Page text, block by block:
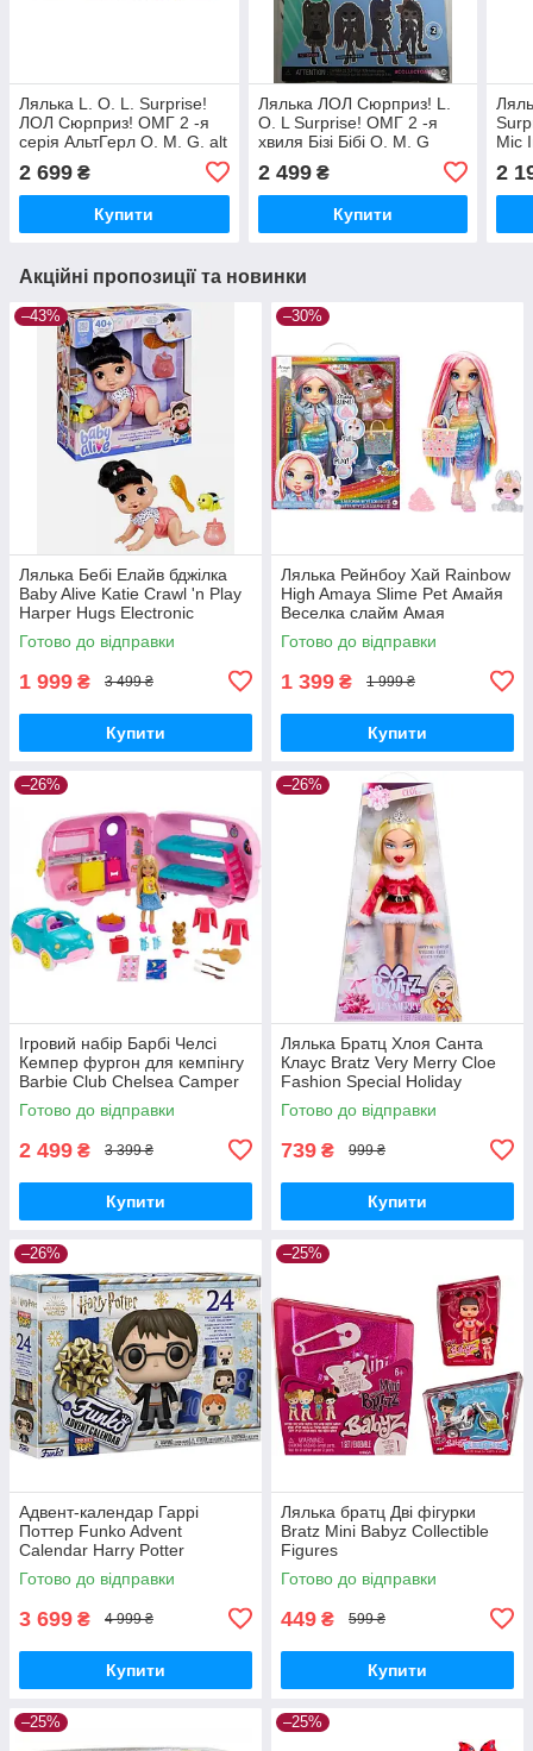
Лялька L. O. L. Surprise!
ЛОЛ Сюрприз! ОМГ 2 -я
серія АльтГерл O. M. G. alt
2 699 ₴
Купити
Лялька ЛОЛ Сюрприз! L.
O. L Surprise! ОМГ 2 -я
хвиля Бізі Бібі O. M. G
2 499₴
Купити
Міс
Dol
2
Акційні пропозиції та новинки
–43%
Лялька Бебі Елайв бджілка
Baby Alive Katie Crawl 'n Play
Harper Hugs Electronic
Crawling
Готово до відправки
1 999 ₴ 3 499 ₴
Купити
–30%
Лялька Рейнбоу Хай Rainbow
High Amaya Slime Pet Амайя
Веселка слайм Амая
Готово до відправки
1 399 ₴ 1 999 ₴
Купити
–26%
Ігровий набір Барбі Челсі
Кемпер фургон для кемпінгу
Barbie Club Chelsea Camper
Готово до відправки
2 499 ₴ 3 399 ₴
Купити
–26%
Лялька Братц Хлоя Санта
Клаус Bratz Very Merry Cloe
Fashion Special Holiday
Готово до відправки
739 ₴ 999 ₴
Купити
–26%
Адвент-календар Гаррі
Поттер Funko Advent
Calendar Harry Potter
Готово до відправки
3 699 ₴ 4 999 ₴
Купити
–25%
Лялька братц Дві фігурки
Bratz Mini Babyz Collectible
Figures
Готово до відправки
449 ₴ 599 ₴
Купити
–25% –25%